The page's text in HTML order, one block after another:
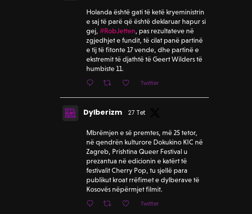
Holanda është gati të ketë kryeministrin
e saj të parë që është deklaruar hapur si
gej,#RobJetten, pas rezultateve në
zgjedhjet e fundit, të cilat panë partinë
e tij të fitonte 17 vende, dhe partinë e
ekstremit të djathtë të Geert Wilders të
humbiste 11.
Twitter
Dylberizm 27 Tet
Mbrëmjen e së premtes, më 25 tetor,
në qendrën kulturore Dokukino KIC në
Zagreb, Prishtina Queer Festival u
prezantua në edicionin e katërt të
festivalit Cherry Pop, tu sjellë para
publikut kroat rrëfimet e dylberave të
Kosovës nëpërmjet filmit.
Twitter